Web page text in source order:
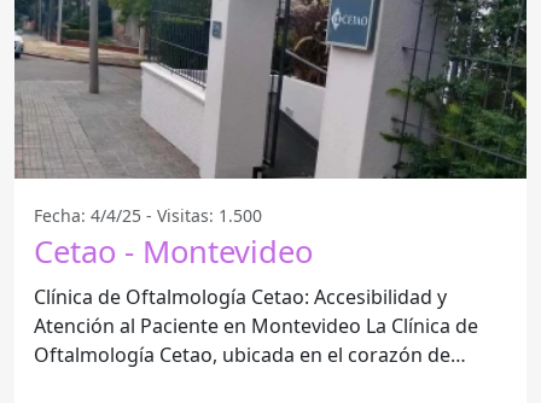
Fecha: 4/4/25 - Visitas: 1.500
Cetao - Montevideo
Clínica de Oftalmología Cetao: Accesibilidad y
Atención al Paciente en Montevideo La Clínica de
Oftalmología Cetao, ubicada en el corazón de